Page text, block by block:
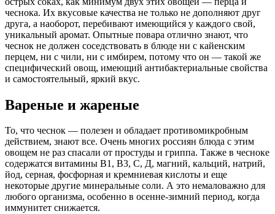
чеснока. Их вкусовые качества не только не дополняют друг
друга, а наоборот, перебивают имеющийся у каждого свой,
уникальный аромат. Опытные повара отлично знают, что
чеснок не должен соседствовать в блюде ни с кайенским
перцем, ни с чили, ни с имбирем, потому что он — такой же
специфический овощ, имеющий антибактериальные свойства
и самостоятельный, яркий вкус.
Вареные и жареные
То, что чеснок — полезен и обладает противомикробным
действием, знают все. Очень многих россиян блюда с этим
овощем не раз спасали от простуды и гриппа. Также в чесноке
содержатся витамины В1, В3, С, Д, магний, кальций, натрий,
йод, серная, фосфорная и кремниевая кислоты и еще
некоторые другие минеральные соли. А это немаловажно для
любого организма, особенно в осенне-зимний период, когда
иммунитет снижается.